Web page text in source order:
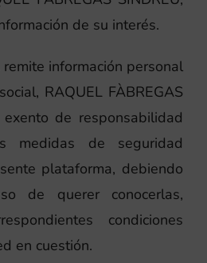
de su interés.
remite información personal
RAQUEL FÀBREGAS
de responsabilidad
medidas de seguridad
plataforma, debiendo
de querer conocerlas,
condiciones
en cuestión.